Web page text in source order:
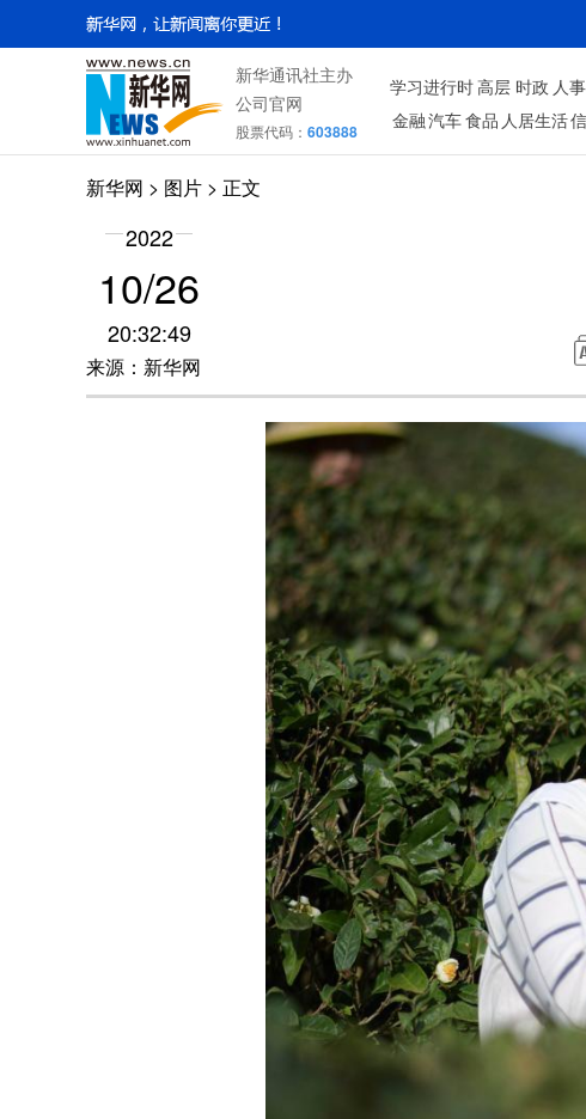
新华通讯社主办
公司官网
股票代码： 603888
学习进行时高层 时政 人事
金融汽车食品 人居生活
新华网 > 图片 > 正文
2022
10/26
20:32:49
来源：新华网